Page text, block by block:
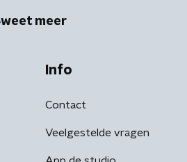
weet meer
Info
Contact
Veelgestelde vragen